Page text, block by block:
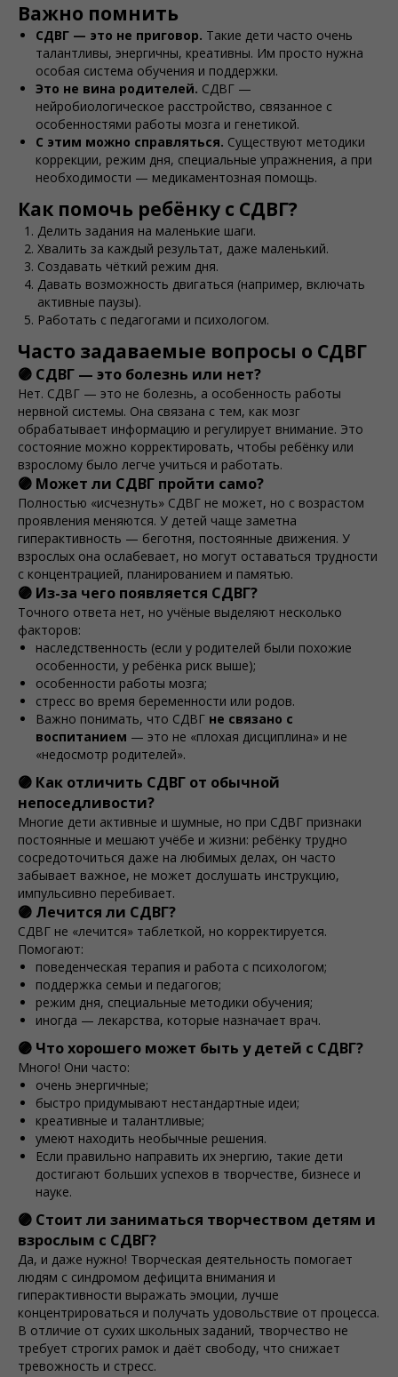
Важно помнить
СДВГ — это не приговор. Такие дети часто очень
талантливы, энергичны, креативны. Им просто нужна
особая система обучения и поддержки.
Это не вина родителей. СДВГ —
нейробиологическое расстройство, связанное с
особенностями работы мозга и генетикой.
С этим можно справляться. Существуют методики
коррекции, режим дня, специальные упражнения, а при
необходимости — медикаментозная помощь.
Как помочь ребёнку с СДВГ?
Делить задания на маленькие шаги.
Хвалить за каждый результат, даже маленький.
Создавать чёткий режим дня.
Давать возможность двигаться (например, включать
активные паузы).
Работать с педагогами и психологом.
Часто задаваемые вопросы о СДВГ
🟣 СДВГ — это болезнь или нет?
Нет. СДВГ — это не болезнь, а особенность работы
нервной системы. Она связана с тем, как мозг
обрабатывает информацию и регулирует внимание. Это
состояние можно корректировать, чтобы ребёнку или
взрослому было легче учиться и работать.
🟣 Может ли СДВГ пройти само?
Полностью «исчезнуть» СДВГ не может, но с возрастом
проявления меняются. У детей чаще заметна
гиперактивность — беготня, постоянные движения. У
взрослых она ослабевает, но могут оставаться трудности
с концентрацией, планированием и памятью.
🟣 Из-за чего появляется СДВГ?
Точного ответа нет, но учёные выделяют несколько
факторов:
наследственность (если у родителей были похожие
особенности, у ребёнка риск выше);
особенности работы мозга;
стресс во время беременности или родов.
Важно понимать, что СДВГ не связано с
воспитанием — это не «плохая дисциплина» и не
«недосмотр родителей».
🟣 Как отличить СДВГ от обычной
непоседливости?
Многие дети активные и шумные, но при СДВГ признаки
постоянные и мешают учёбе и жизни: ребёнку трудно
сосредоточиться даже на любимых делах, он часто
забывает важное, не может дослушать инструкцию,
импульсивно перебивает.
🟣 Лечится ли СДВГ?
СДВГ не «лечится» таблеткой, но корректируется.
Помогают:
поведенческая терапия и работа с психологом;
поддержка семьи и педагогов;
режим дня, специальные методики обучения;
иногда — лекарства, которые назначает врач.
🟣 Что хорошего может быть у детей с СДВГ?
Много! Они часто:
очень энергичные;
быстро придумывают нестандартные идеи;
креативные и талантливые;
умеют находить необычные решения.
Если правильно направить их энергию, такие дети
достигают больших успехов в творчестве, бизнесе и
науке.
🟣 Стоит ли заниматься творчеством детям и
взрослым с СДВГ?
Да, и даже нужно! Творческая деятельность помогает
людям с синдромом дефицита внимания и
гиперактивности выражать эмоции, лучше
концентрироваться и получать удовольствие от процесса.
В отличие от сухих школьных заданий, творчество не
требует строгих рамок и даёт свободу, что снижает
тревожность и стресс.